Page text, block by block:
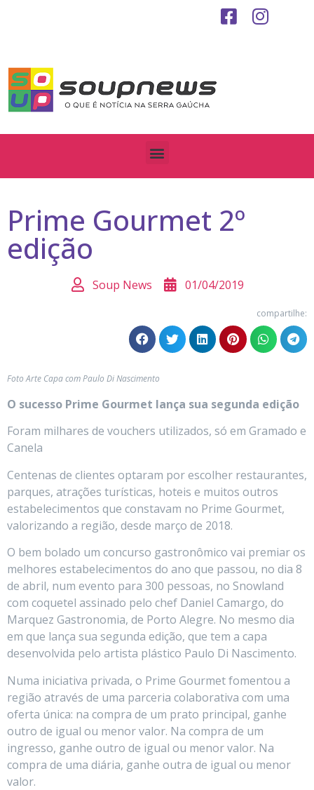
Prime Gourmet 2º
edição
Soup News 01/04/2019
compartilhe:
Foto Arte Capa com Paulo Di Nascimento
O sucesso Prime Gourmet lança sua segunda edição
Foram milhares de vouchers utilizados, só em Gramado e
Canela
Centenas de clientes optaram por escolher restaurantes,
parques, atrações turísticas, hoteis e muitos outros
estabelecimentos que constavam no Prime Gourmet,
valorizando a região, desde março de 2018.
O bem bolado um concurso gastronômico vai premiar os
melhores estabelecimentos do ano que passou, no dia 8
de abril, num evento para 300 pessoas, no Snowland
com coquetel assinado pelo chef Daniel Camargo, do
Marquez Gastronomia, de Porto Alegre. No mesmo dia
em que lança sua segunda edição, que tem a capa
desenvolvida pelo artista plástico Paulo Di Nascimento.
Numa iniciativa privada, o Prime Gourmet fomentou a
região através de uma parceria colaborativa com uma
oferta única: na compra de um prato principal, ganhe
outro de igual ou menor valor. Na compra de um
ingresso, ganhe outro de igual ou menor valor. Na
compra de uma diária, ganhe outra de igual ou menor
valor.